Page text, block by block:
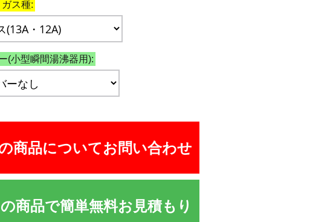
ガス種:
(小型瞬間湯沸器用):
商品についてお問い合わせ
商品で簡単無料お見積もり